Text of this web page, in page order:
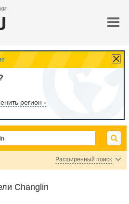
регион ›
Расширенный поиск
Changlin